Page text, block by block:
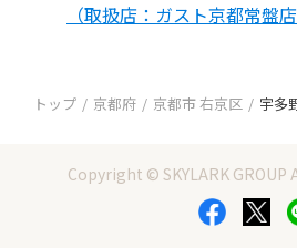
（取扱店：ガスト京都常盤店
トップ 京都府 京都市 右京区 宇多
Copyright © SKYLARK